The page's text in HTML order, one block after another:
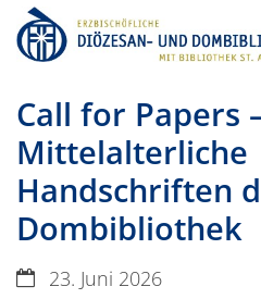
Zum Inhalt springen
Call for Papers
Mittelalterliche
Handschriften
Dombibliothek
Datum:23. Juni 2026